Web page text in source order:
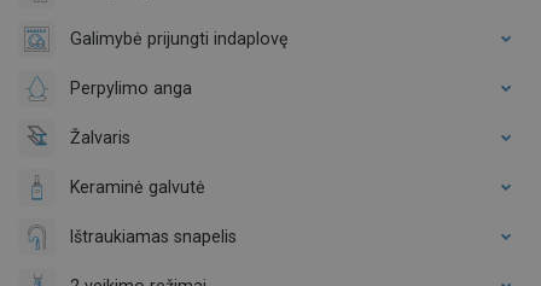
Galimybė prijungti indaplovę
Perpylimo anga
Žalvaris
Keraminė galvutė
Ištraukiamas snapelis